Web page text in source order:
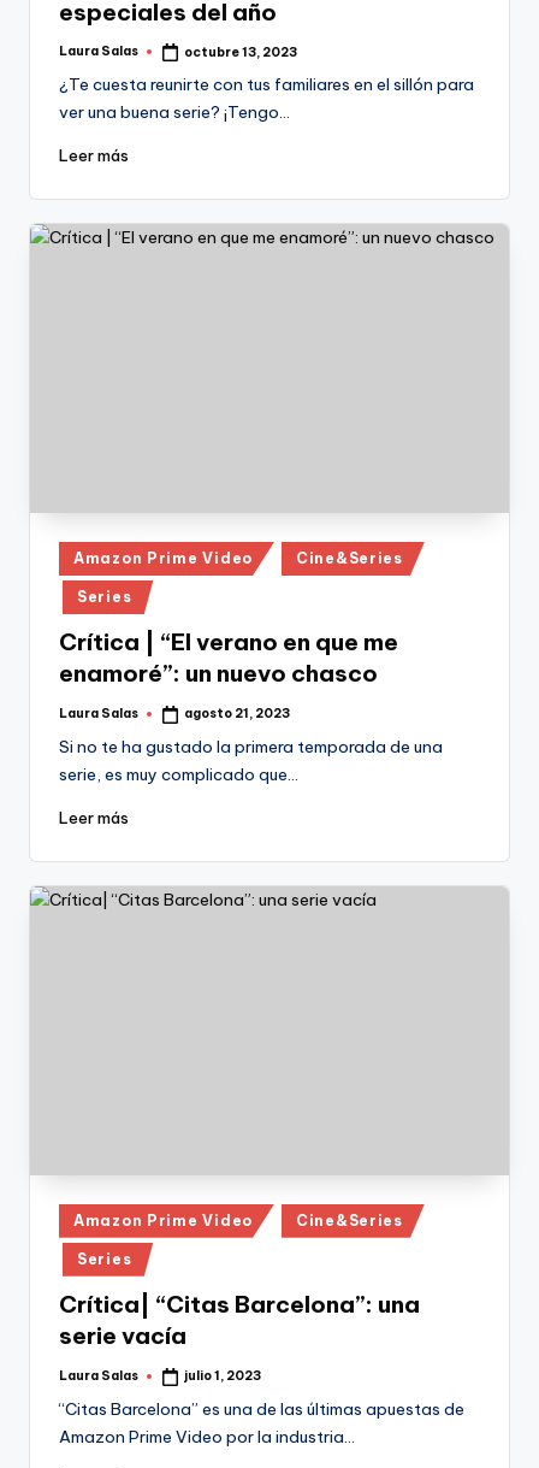
especiales del año
Publicado
Laura Salas octubre 13, 2023
¿Te cuesta reunirte con tus familiares en el sillón para
ver una buena serie? ¡Tengo…
Leer más
Publicado
en
Amazon Prime Video Cine&Series
Series
Crítica | “El verano en que me
enamoré”: un nuevo chasco
Publicado
Laura Salas agosto 21, 2023
Si no te ha gustado la primera temporada de una
serie, es muy complicado que…
Leer más
Publicado
en
Amazon Prime Video Cine&Series
Series
Crítica| “Citas Barcelona”: una
serie vacía
Publicado
Laura Salas julio 1, 2023
“Citas Barcelona” es una de las últimas apuestas de
Amazon Prime Video por la industria…